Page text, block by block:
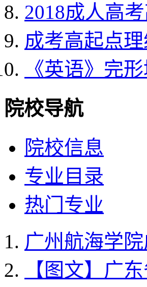
2018成人高
成考高起点
《英语》完
院校导航
院校信息
专业目录
热门专业
广州航海学
【图文】广